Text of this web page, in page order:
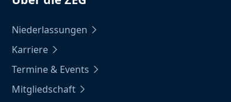
Niederlassungen
Karriere
Termine & Events
Mitgliedschaft